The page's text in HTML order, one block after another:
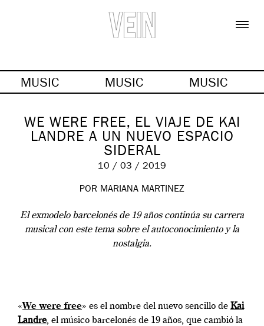
MUSIC MUSIC MUSIC
WE WERE FREE, EL VIAJE DE KAI
LANDRE A UN NUEVO ESPACIO
SIDERAL
10 / 03 / 2019
POR MARIANA MARTINEZ
El exmodelo barcelonés de 19 años continúa su carrera
musical con este tema sobre el autoconocimiento y la
nostalgia.
«We were free» es el nombre del nuevo sencillo de Kai
Landre, el músico barcelonés de 19 años, que cambió la